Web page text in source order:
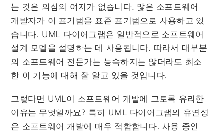
는 것은 의심의 여지가 없습니다. 많은 소프트웨어
개발자가 이 표기법을 표준 표기법으로 사용하고 있
습니다. UML 다이어그램은 일반적으로 소프트웨어
설계 모델을 설명하는 데 사용됩니다. 따라서 대부분
의 소프트웨어 전문가는 능숙하지는 않더라도 최소
한 이 기능에 대해 잘 알고 있을 것입니다.
그렇다면 UML이 소프트웨어 개발에 그토록 유리한
이유는 무엇일까요? 특히 UML 다이어그램의 유연성
은 소프트웨어 개발에 매우 적합합니다. 사용 중인